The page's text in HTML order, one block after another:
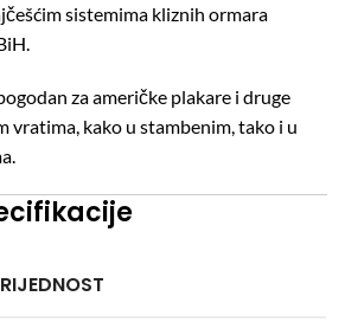
sistemima kliznih ormara
za američke plakare i druge
vratima, kako u stambenim, tako i u